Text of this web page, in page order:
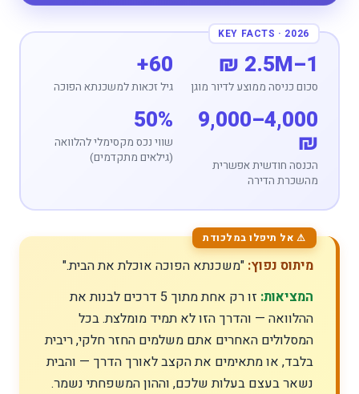
1–2.5M ₪
סכום כניסה ממוצע לדיור מוגן
60+
גיל זכאות למשכנתא הפוכה
4,000–9,000
₪
הכנסה חודשית אפשרית
מהשכרת הדירה
50%
שווי נכס מקסימלי להלוואה
(גילאים מתקדמים)
מיתוס נפוץ: "משכנתא הפוכה אוכלת את הבית."
המציאות:
זו רק אחת מתוך 5 דרכים לבנות את
ההלוואה — והדרך הזו לא תמיד מומלצת. בכל
המסלולים האחרים אתם משלמים החזר חלקי, ריבית
בלבד, או מתאימים את הקצב לאורך הדרך — והבית
נשאר בעצם בעלות שלכם, וההון המשפחתי נשמר.